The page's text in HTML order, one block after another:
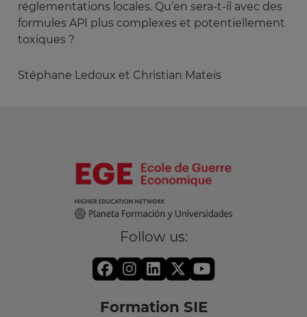
réglementations locales. Qu’en sera-t-il avec des
formules API plus complexes et potentiellement
toxiques ?
Stéphane Ledoux et Christian Mateis
Follow us:
Formation SIE